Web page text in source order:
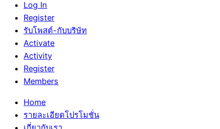
Log In
Register
รับโพสต์-กับบริษัท
Activate
Activity
Register
Members
Home
รายละเอียดโปรโมชั่น